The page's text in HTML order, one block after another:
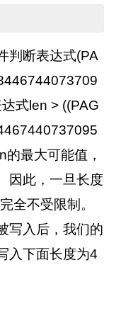
判断表达式(PA
式len > ((PAG
的最大可能值，
因此，一旦长度
全不受限制。
写入后，我们的
入下面长度为4